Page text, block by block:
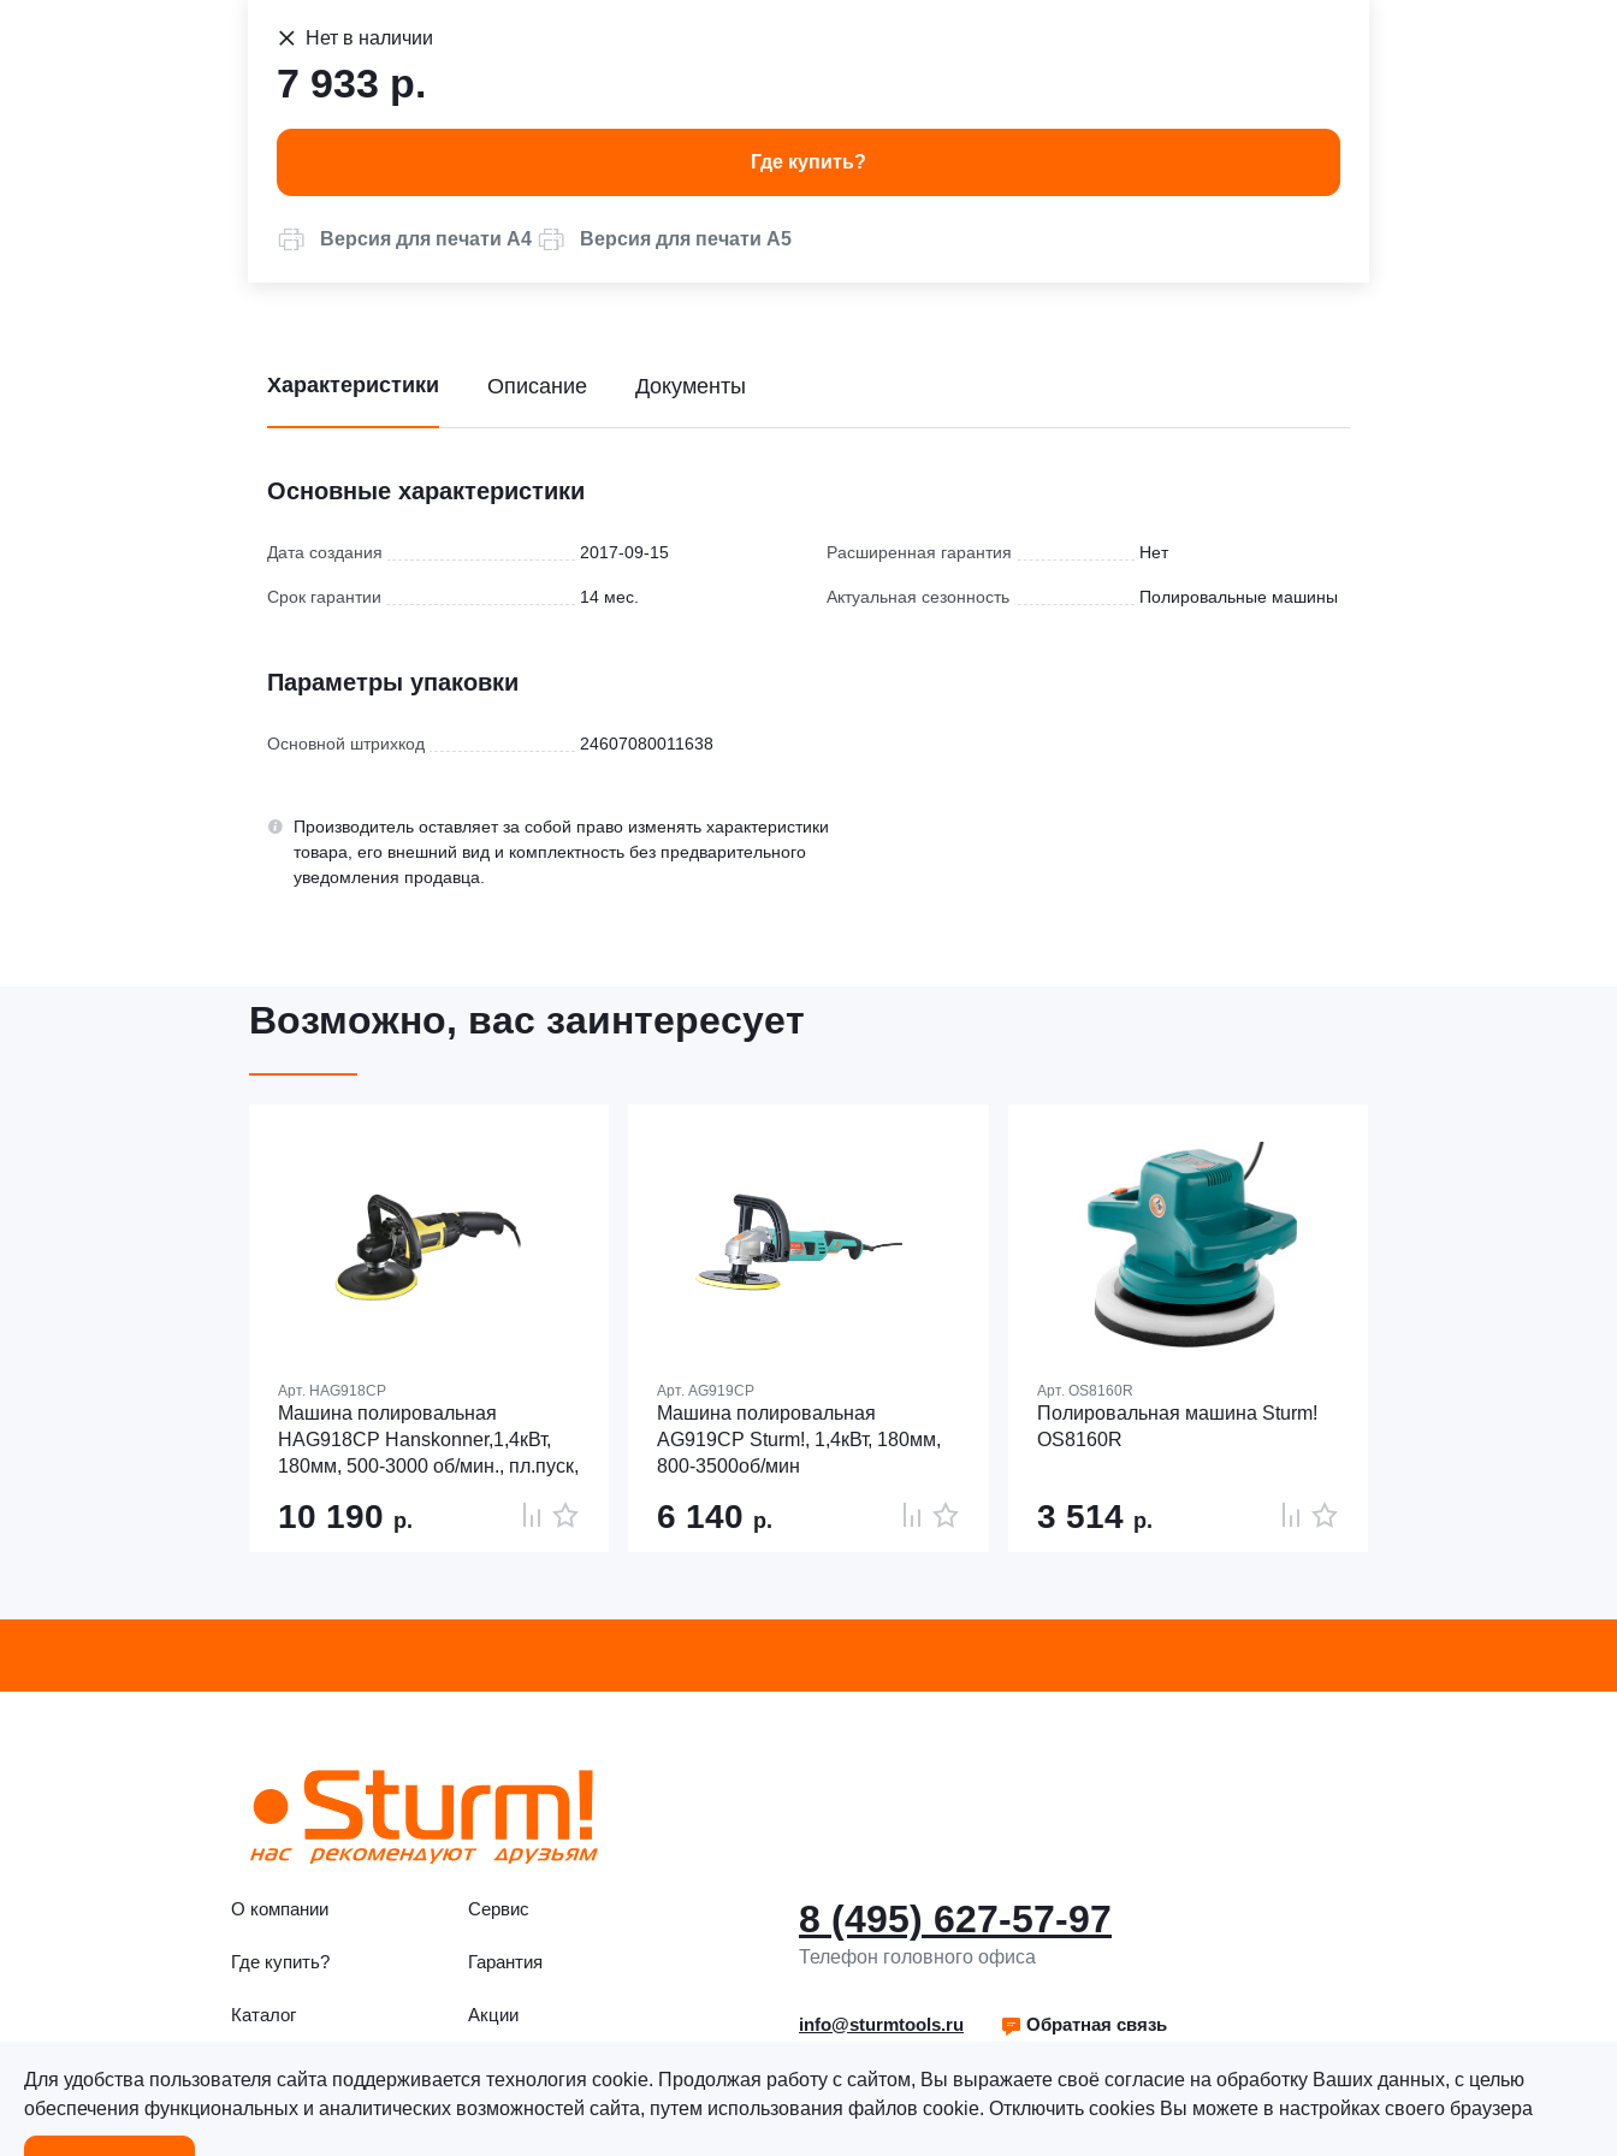
Нет в наличии
7 933 р.
Где купить?
Версия для печати А4 Версия для печати А5
Характеристики
Основные характеристики
Дата создания 2017-09-15
Срок гарантии 14 мес.
Расширенная гарантия Нет
Актуальная сезонность Полировальные машины
Параметры упаковки
Основной штрихкод 24607080011638
Производитель оставляет за собой право изменять характеристики
товара, его внешний вид и комплектность без предварительного
уведомления продавца.
Описание Документы
Возможно, вас заинтересует
Арт. HAG918CP
Машина полировальная
HAG918CP Hanskonner,1,4кВт,
180мм, 500-3000 об/мин., пл.пуск,
10 190 р.
Арт.AG919CP
Машина полировальная
AG919CP Sturm!, 1,4кВт, 180мм,
800-3500об/мин
6 140 р.
Арт. OS8160R
Полировальная машина Sturm!
OS8160R
3 514 р.
О компании Сервис
Где купить? Гарантия
Каталог Акции
8 (495) 627-57-97
Телефон головного офиса
info@sturmtools.ru Обратная связь
Для удобства пользователя сайта поддерживается технология cookie. Продолжая работу с сайтом, Вы выражаете своё согласие на обработку Ваших данных, с целью
обеспечения функциональных и аналитических возможностей сайта, путем использования файлов cookie. Отключить cookies Вы можете в настройках своего браузера